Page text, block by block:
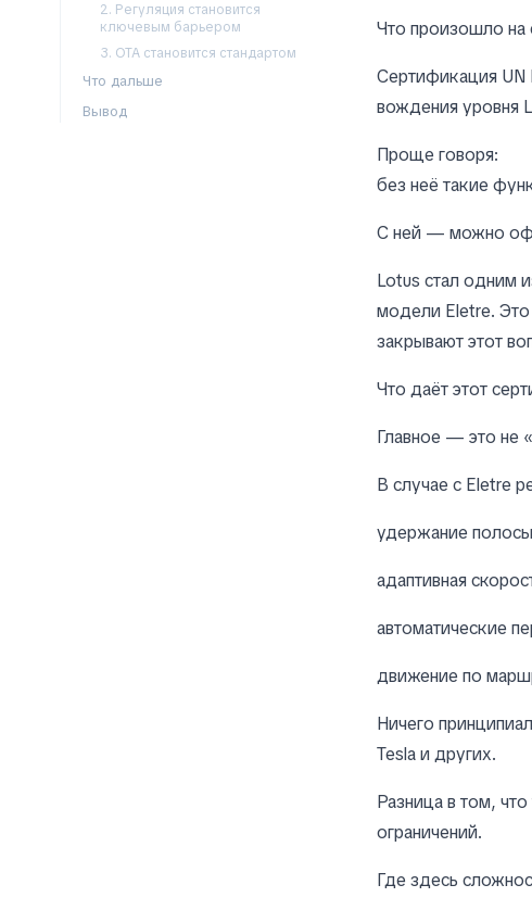
2. Регуляция становится
ключевым барьером
3. OTA становится стандартом
Что дальше
Вывод
Что произошло
Сертификация UN
вождения уровня
Проще говоря:
без неё такие
С ней — можно
Lotus стал одним
модели Eletre. Это
закрывают этот
Что даёт этот
Главное — это не
В случае с Eletre
удержание полосы
адаптивная
автоматические
движение по
Ничего
Tesla и других.
Разница в том,
ограничений.
Где здесь